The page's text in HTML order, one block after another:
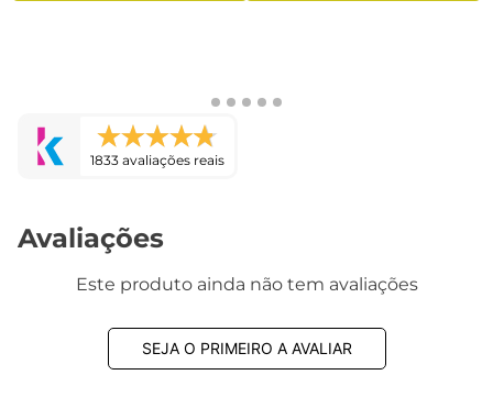
1833 avaliações reais
Avaliações
Este produto ainda não tem avaliações
SEJA O PRIMEIRO A AVALIAR